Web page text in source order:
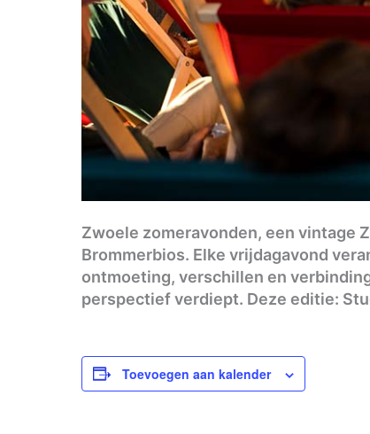
Zwoele zomeravonden, een vintage
Brommerbios. Elke vrijdagavond
ontmoeting, verschillen en
perspectief verdiept. Deze editie:
Toevoegen aan kalender